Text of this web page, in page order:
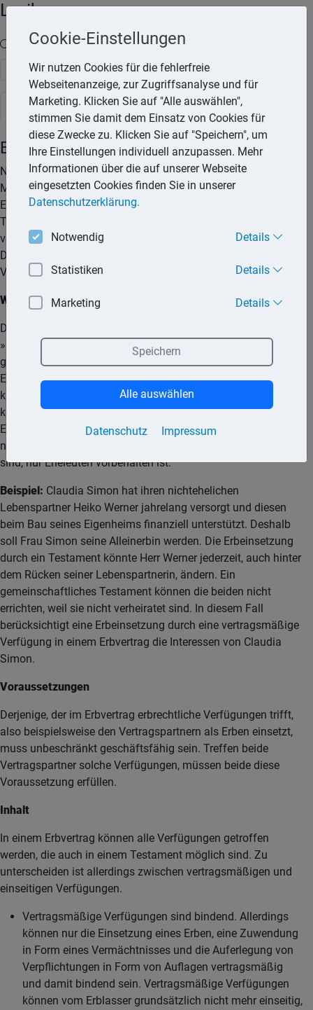
Lexika
Volltext-Suche in den Lexika
Suchen
Rechtslexikon
Erbvertrag
Neben dem Testament hat der Erblasser auch die
Möglichkeit, erbrechtliche Verfügungen durch einen
Erbvertrag zu treffen. Im Gegensatz zu Verfügungen in einem
Testament, die jederzeit widerrufen werden können, ist er bei
vertraglichen Verfügungen im Erbvertrag an diese gebunden.
Diese können grundsätzlich nur gemeinsam mit dem
Vertragspartner aufgehoben werden.
Wann ein Erbvertrag sinnvoll ist
Der Abschluss eines Erbvertrags kann sinnvoll sein, wenn der
»Begünstigte« seiner Erbschaft sicher sein will, weil er seine
ganze Lebensführung oder sein Verhalten auf die erwartete
Erbschaft oder Zuwendung ausgerichtet hat. Der Erbvertrag
kann auch für nichteheliche Lebenspartner in Betracht
kommen, weil das gemeinschaftliche Testament, in dem die
Eheleute gemeinsame Verfügungen treffen können, an die sie
nach dem Tod des erstversterbenden Ehegatten gebunden
sind, nur Eheleuten vorbehalten ist.
Beispiel: Claudia Simon hat ihren nichtehelichen
Lebenspartner Heiko Werner jahrelang versorgt und diesen
beim Bau seines Eigenheims finanziell unterstützt. Deshalb
soll Frau Simon seine Alleinerbin werden. Die Erbeinsetzung
durch ein Testament könnte Herr Werner jederzeit, auch hinter
dem Rücken seiner Lebenspartnerin, ändern. Ein
gemeinschaftliches Testament können die beiden nicht
errichten, weil sie nicht verheiratet sind. In diesem Fall
berücksichtigt eine Erbeinsetzung durch eine vertragsmäßige
Verfügung in einem Erbvertrag die Interessen von Claudia
Simon.
Voraussetzungen
Derjenige, der im Erbvertrag erbrechtliche Verfügungen trifft,
also beispielsweise den Vertragspartnern als Erben einsetzt,
muss unbeschränkt geschäftsfähig sein. Treffen beide
Vertragspartner solche Verfügungen, müssen beide diese
Voraussetzung erfüllen.
Inhalt
In einem Erbvertrag können alle Verfügungen getroffen
werden, die auch in einem Testament möglich sind. Zu
unterscheiden ist allerdings zwischen vertragsmäßigen und
einseitigen Verfügungen.
Vertragsmäßige Verfügungen sind bindend. Allerdings
können nur die Einsetzung eines Erben, eine Zuwendung
in Form eines Vermächtnisses und die Auferlegung von
Verpflichtungen in Form von Auflagen vertragsmäßig
und damit bindend sein. Vertragsmäßige Verfügungen
können vom Erblasser grundsätzlich nicht mehr einseitig,
Cookie-Einstellungen
Wir nutzen Cookies für die fehlerfreie
Webseitenanzeige, zur Zugriffsanalyse und für
Marketing. Klicken Sie auf "Alle auswählen",
stimmen Sie damit dem Einsatz von Cookies für
diese Zwecke zu. Klicken Sie auf "Speichern", um
Ihre Einstellungen individuell anzupassen. Mehr
Informationen über die auf unserer Webseite
eingesetzten Cookies finden Sie in unserer
Datenschutzerklärung.
Notwendig Details
Statistiken Details
Marketing Details
Datenschutz Impressum
Speichern
Alle auswählen